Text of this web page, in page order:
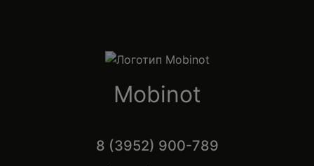
Mobinot
8 (3952) 900-789